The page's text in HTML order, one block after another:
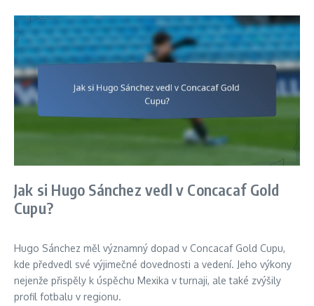
Jak si Hugo Sánchez vedl v Concacaf Gold
Cupu?
Hugo Sánchez měl významný dopad v Concacaf Gold Cupu,
kde předvedl své výjimečné dovednosti a vedení. Jeho výkony
nejenže přispěly k úspěchu Mexika v turnaji, ale také zvýšily
profil fotbalu v regionu.